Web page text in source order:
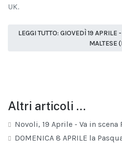
UK.
LEGGI TUTTO: GIOVEDÌ 19 APRILE
MALTESE
Altri articoli …
Novoli, 19 Aprile - Va in scena
DOMENICA 8 APRILE la